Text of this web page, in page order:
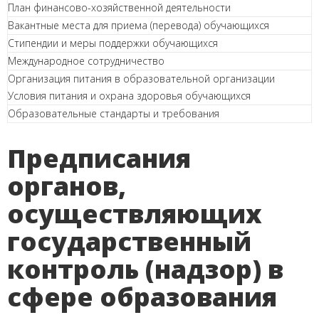
План финансово-хозяйственной деятельности
Вакантные места для приема (перевода) обучающихся
Стипендии и меры поддержки обучающихся
Международное сотрудничество
Организация питания в образовательной организации
Условия питания и охрана здоровья обучающихся
Образовательные стандарты и требования
Предписания
органов,
осуществляющих
государственный
контроль (надзор) в
сфере образования